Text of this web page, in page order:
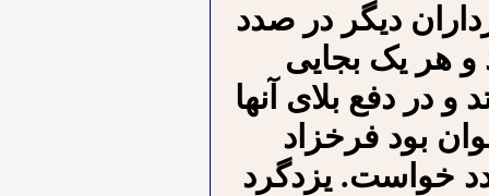
دیگر در صدد
و هر یک بجایی
در دفع بلای آنها
بود فرخزاد
خواست. یزدگرد